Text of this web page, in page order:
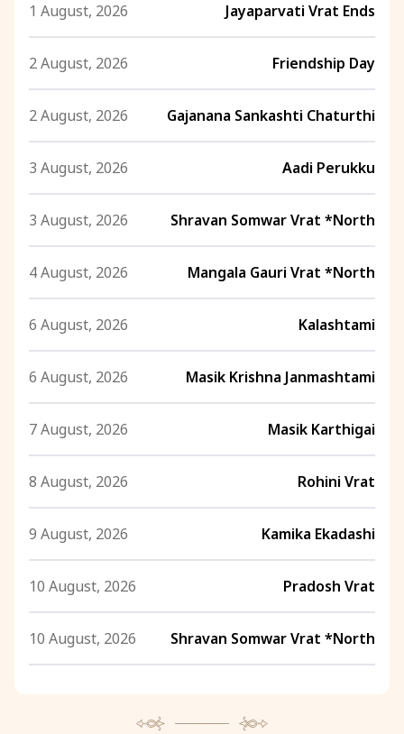
1 August, 2026 Jayaparvati Vrat Ends
2 August, 2026 Friendship Day
2 August, 2026 Gajanana Sankashti Chaturthi
3 August, 2026 Aadi Perukku
3 August, 2026 Shravan Somwar Vrat *North
4 August, 2026 Mangala Gauri Vrat *North
6 August, 2026 Kalashtami
6 August, 2026 Masik Krishna Janmashtami
7 August, 2026 Masik Karthigai
8 August, 2026 Rohini Vrat
9 August, 2026 Kamika Ekadashi
10 August, 2026 Pradosh Vrat
10 August, 2026 Shravan Somwar Vrat *North